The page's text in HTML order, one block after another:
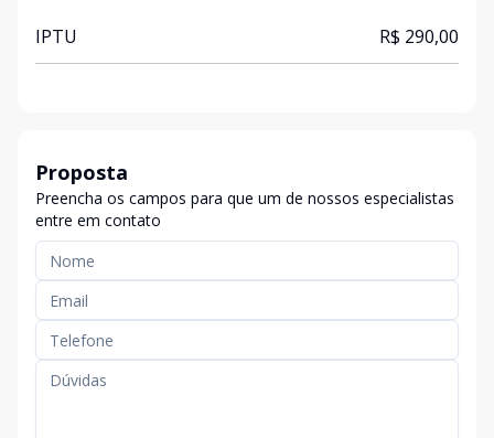
IPTU R$ 290,00
Proposta
Preencha os campos para que um de nossos especialistas
entre em contato